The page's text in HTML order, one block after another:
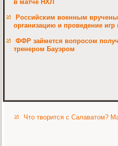
в матче НХЛ
Российским военным вручены
организацию и проведение игр
ФФР займется вопросом
тренером Бауэром
Что творится с Салаватом?